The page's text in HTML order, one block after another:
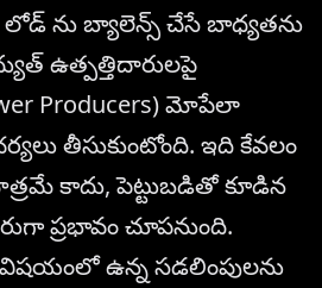
లోడ్ ను బ్యాలెన్స్ చేసే బాధ్యతను
ఉత్పత్తిదారులపై
Producers) మోపేలా
తీసుకుంటోంది. ఇది కేవలం
కాదు, పెట్టుబడితో కూడిన
ప్రభావం చూపనుంది.
ఉన్న సడలింపులను